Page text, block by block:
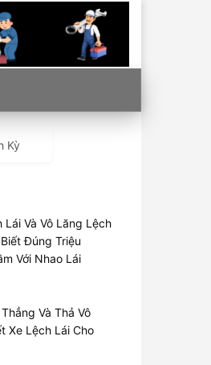
Kỳ
Lái Và Vô Lăng Lệch
Đúng Triệu
Với Nhao Lái
Và Thả Vô
Xe Lệch Lái Cho